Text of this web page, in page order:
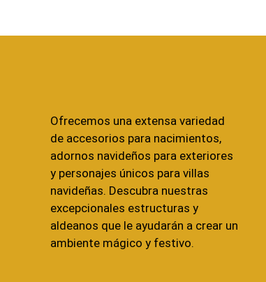
Ofrecemos una extensa variedad
de accesorios para nacimientos,
adornos navideños para exteriores
y personajes únicos para villas
navideñas. Descubra nuestras
excepcionales estructuras y
aldeanos que le ayudarán a crear un
ambiente mágico y festivo.